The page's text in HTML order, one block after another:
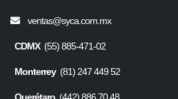
ventas@syca.com.mx
CDMX(55) 885-471-02
Monterrey(81) 247 449 52